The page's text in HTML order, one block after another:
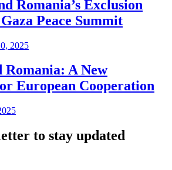
Romania’s Exclusion
Peace Summit
2025
Romania: A New
European Cooperation
to stay updated